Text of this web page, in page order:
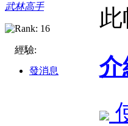
武林高手
經驗:
發消息
介